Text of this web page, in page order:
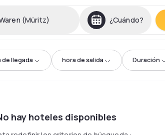
(Müritz) ¿Cuándo?
de llegada hora de salida Duración
hay hoteles disponibles